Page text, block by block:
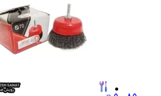
خدمات طراحی قالب
خدمات اسکن 3 بعدی
خدمات تزریق پلاستیک
خدمات فرزکاری
خدمات واترجت